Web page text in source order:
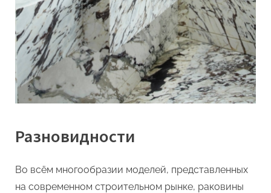
Разновидности
Во всём многообразии моделей, представленных
на современном строительном рынке, раковины